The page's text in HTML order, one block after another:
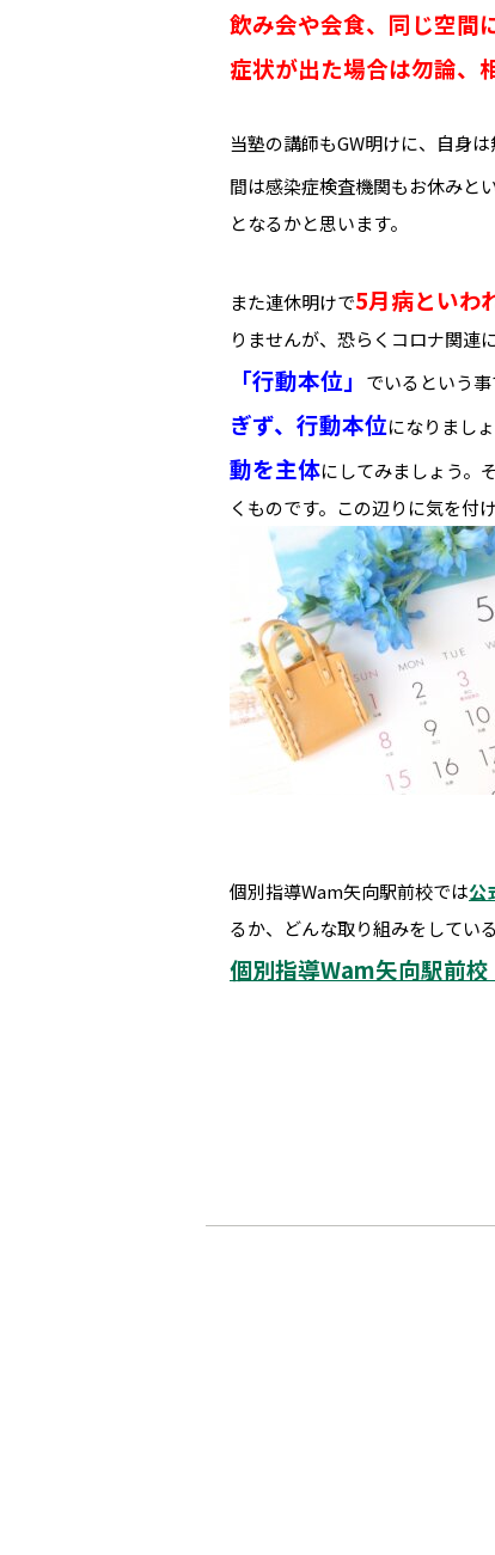
飲み会や会食、同じ空間
症状が出た場合は勿論、
当塾の講師もGW明けに、自身
間は感染症検査機関もお休みと
となるかと思います。
また連休明けで5月病といわ
りませんが、恐らくコロナ関連
「行動本位」 でいるという
ぎず、行動本位になりまし
動を主体にしてみましょう。
くものです。この辺りに気を付
個別指導Wam矢向駅前校では公
るか、どんな取り組みをしている
個別指導Wam矢向駅前